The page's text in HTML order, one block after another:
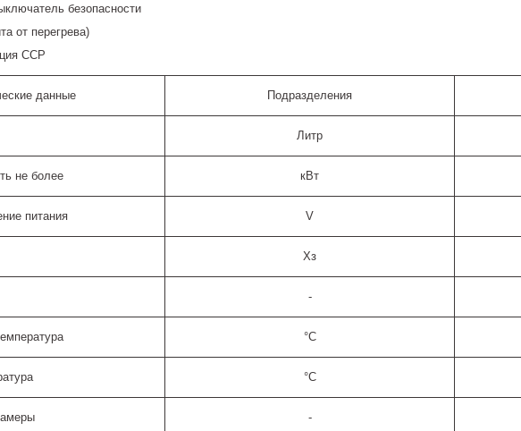
безопасности
от перегрева)
ССР
данные Подразделения
Литр
не более кВт
питания V
Хз
-
°C
°C
-